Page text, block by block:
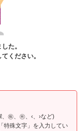
た。
ください。
㊑、㊒、‹、›など)
特殊文字」を入力してい